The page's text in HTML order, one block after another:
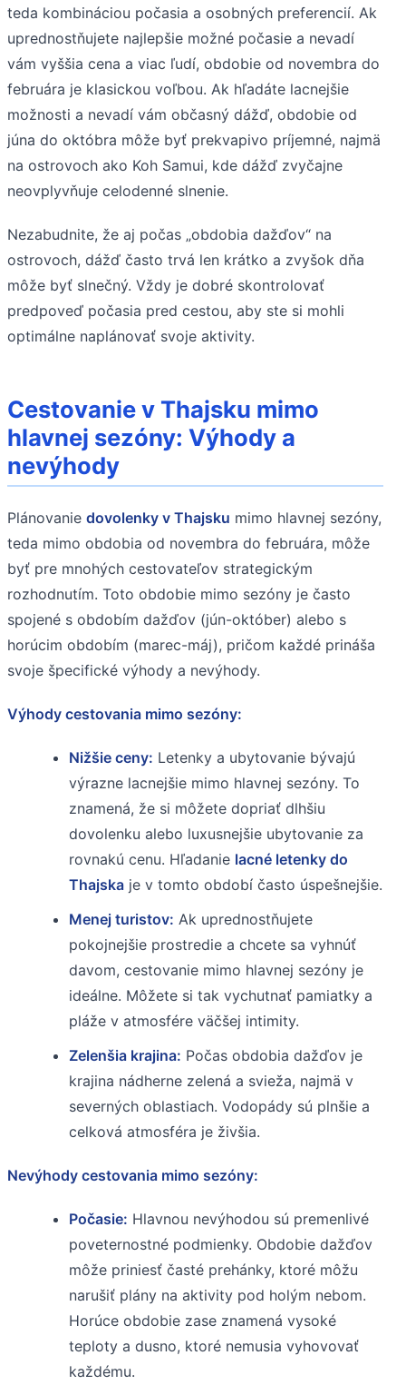
teda kombináciou počasia a osobných preferencií. Ak
uprednostňujete najlepšie možné počasie a nevadí
vám vyššia cena a viac ľudí, obdobie od novembra do
februára je klasickou voľbou. Ak hľadáte lacnejšie
možnosti a nevadí vám občasný dážď, obdobie od
júna do októbra môže byť prekvapivo príjemné, najmä
na ostrovoch ako Koh Samui, kde dážď zvyčajne
neovplyvňuje celodenné slnenie.
Nezabudnite, že aj počas „obdobia dažďov“ na
ostrovoch, dážď často trvá len krátko a zvyšok dňa
môže byť slnečný. Vždy je dobré skontrolovať
predpoveď počasia pred cestou, aby ste si mohli
optimálne naplánovať svoje aktivity.
Cestovanie v Thajsku mimo
hlavnej sezóny: Výhody a
nevýhody
Plánovanie dovolenky v Thajsku mimo hlavnej sezóny,
teda mimo obdobia od novembra do februára, môže
byť pre mnohých cestovateľov strategickým
rozhodnutím. Toto obdobie mimo sezóny je často
spojené s obdobím dažďov (jún-október) alebo s
horúcim obdobím (marec-máj), pričom každé prináša
svoje špecifické výhody a nevýhody.
Výhody cestovania mimo sezóny:
Nižšie ceny: Letenky a ubytovanie bývajú
výrazne lacnejšie mimo hlavnej sezóny. To
znamená, že si môžete dopriať dlhšiu
dovolenku alebo luxusnejšie ubytovanie za
rovnakú cenu. Hľadanie lacné letenky do
Thajska je v tomto období často úspešnejšie.
Menej turistov: Ak uprednostňujete
pokojnejšie prostredie a chcete sa vyhnúť
davom, cestovanie mimo hlavnej sezóny je
ideálne. Môžete si tak vychutnať pamiatky a
pláže v atmosfére väčšej intimity.
Zelenšia krajina: Počas obdobia dažďov je
krajina nádherne zelená a svieža, najmä v
severných oblastiach. Vodopády sú plnšie a
celková atmosféra je živšia.
Nevýhody cestovania mimo sezóny:
Počasie: Hlavnou nevýhodou sú premenlivé
poveternostné podmienky. Obdobie dažďov
môže priniesť časté prehánky, ktoré môžu
narušiť plány na aktivity pod holým nebom.
Horúce obdobie zase znamená vysoké
teploty a dusno, ktoré nemusia vyhovovať
každému.